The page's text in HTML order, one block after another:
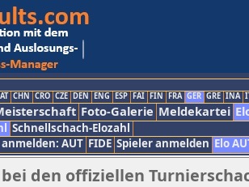
CHN CRO CZE DEN ENG ESP FAI FIN FRA GER GRE INA
Foto-Galerie Meldekartei
Schnellschach-Elozahl
AUT FIDE Spieler anmelden Elo
den offiziellen